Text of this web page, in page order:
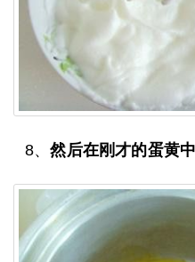
8、然后在刚才的蛋黄